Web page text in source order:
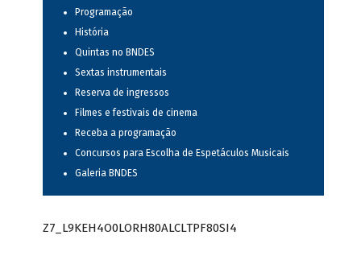
Programação
História
Quintas no BNDES
Sextas instrumentais
Reserva de ingressos
Filmes e festivais de cinema
Receba a programação
Concursos para Escolha de Espetáculos Musicais
Galeria BNDES
Z7_L9KEH4O0LORH80ALCLTPF80SI4